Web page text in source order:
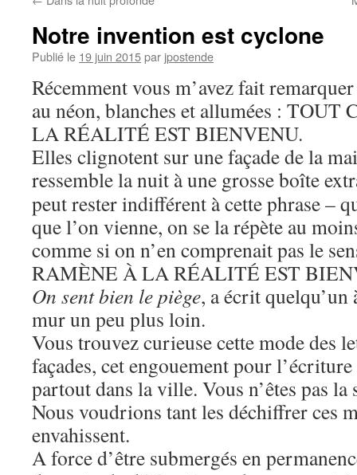
Notre invention est cyclone
Publié le 19 juin 2015par jpostende
Récemment vous m’avez fait
au néon, blanches et allumées :
LA RÉALITÉ EST BIENVENU.
Elles clignotent sur une façade de la
ressemble la nuit à une grosse boîte
peut rester indifférent à cette phrase –
que l’on vienne, on se la répète au
comme si on n’en comprenait pas le
RAMÈNE À LA RÉALITÉ EST
On sent bien le piège, a écrit
mur un peu plus loin.
Vous trouvez curieuse cette mode des
façades, cet engouement pour l’écriture
partout dans la ville. Vous n’êtes pas
Nous voudrions tant les déchiffrer ces
envahissent.
A force d’être submergés en